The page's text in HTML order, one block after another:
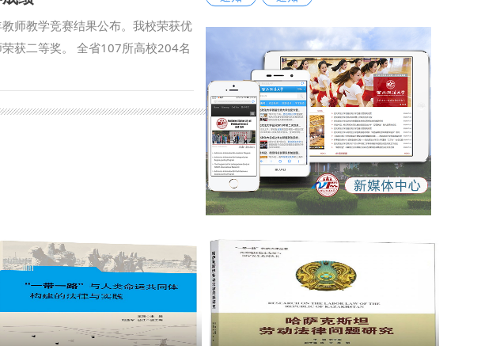
址，百年古树浓荫如盖，石板老
专题微党课。授课人结合鲜活生
从照金精神中汲取奋进力量。 本
担当作为、笃行实干，为推动学校
学原党委书记张炜作题为“在推进
析、哲学思考、国际视野和中国
路径和内在要求，对全体干部进一
这是一场既有高度又接地气的报
融入工作，持续锤炼干事创业本
供稿：党委组织部 撰稿：祝越 审
师教学竞赛结果公布。我校荣获优
获二等奖。 全省107所高校204名
业素养、良好的教学能力和鲜明的
育人实力。两位获奖教师紧扣立德
堂互动和鲜明的育人导向，在全省